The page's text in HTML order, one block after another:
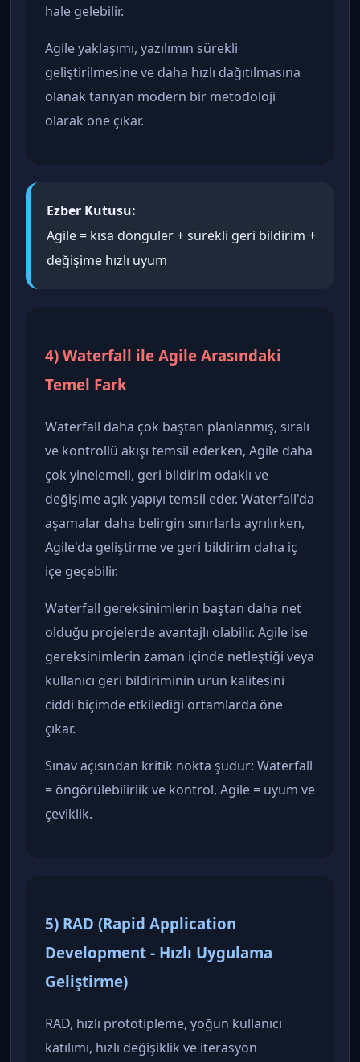
hale gelebilir.
Agile yaklaşımı, yazılımın sürekli
geliştirilmesine ve daha hızlı dağıtılmasına
olanak tanıyan modern bir metodoloji
olarak öne çıkar.
Ezber Kutusu:
Agile = kısa döngüler + sürekli geri bildirim +
değişime hızlı uyum
4) Waterfall ile Agile Arasındaki
Temel Fark
Waterfall daha çok baştan planlanmış, sıralı
ve kontrollü akışı temsil ederken, Agile daha
çok yinelemeli, geri bildirim odaklı ve
değişime açık yapıyı temsil eder. Waterfall'da
aşamalar daha belirgin sınırlarla ayrılırken,
Agile'da geliştirme ve geri bildirim daha iç
içe geçebilir.
Waterfall gereksinimlerin baştan daha net
olduğu projelerde avantajlı olabilir. Agile ise
gereksinimlerin zaman içinde netleştiği veya
kullanıcı geri bildiriminin ürün kalitesini
ciddi biçimde etkilediği ortamlarda öne
çıkar.
Sınav açısından kritik nokta şudur: Waterfall
= öngörülebilirlik ve kontrol, Agile = uyum ve
çeviklik.
5) RAD (Rapid Application
Development - Hızlı Uygulama
Geliştirme)
RAD, hızlı prototipleme, yoğun kullanıcı
katılımı, hızlı değişiklik ve iterasyon